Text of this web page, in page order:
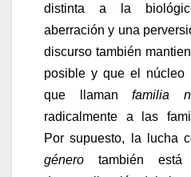
distinta a la
aberración y una
discurso también
posible y que el
que llaman familia
radicalmente a las
Por supuesto, la lucha
género también